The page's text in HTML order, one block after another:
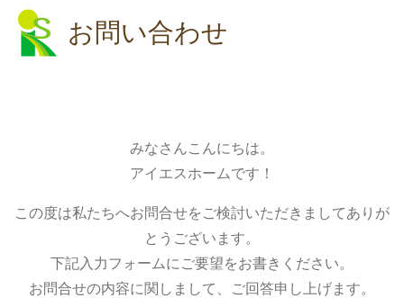
お問い合わせ
みなさんこんにちは。
アイエスホームです！
この度は私たちへお問合せをご検討いただきましてありが
とうございます。
下記入力フォームにご要望をお書きください。
お問合せの内容に関しまして、ご回答申し上げます。